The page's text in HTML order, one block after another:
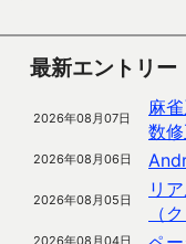
最新エントリー
2026年08月07日
麻
数
2026年08月06日
2026年08月05日
リ
（
2026年08月04日